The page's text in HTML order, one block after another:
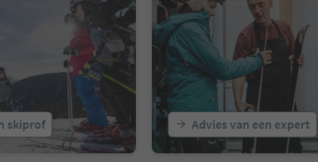
skiprof Advies van een expert